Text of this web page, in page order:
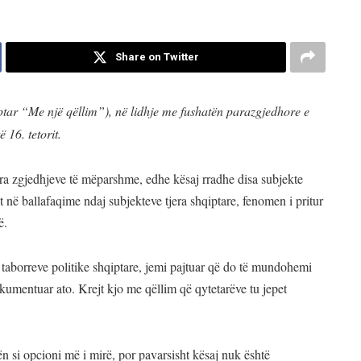
Share on Twitter
“Me një qëllim”), në lidhje me fushatën parazgjedhore e
16. tetorit.
zgjedhjeve të mëparshme, edhe kësaj rradhe disa subjekte
ballafaqime ndaj subjekteve tjera shqiptare, fenomen i pritur
politike shqiptare, jemi pajtuar që do të mundohemi
ato. Krejt kjo me qëllim që qytetarëve tu jepet
si opcioni më i mirë, por pavarsisht kësaj nuk është